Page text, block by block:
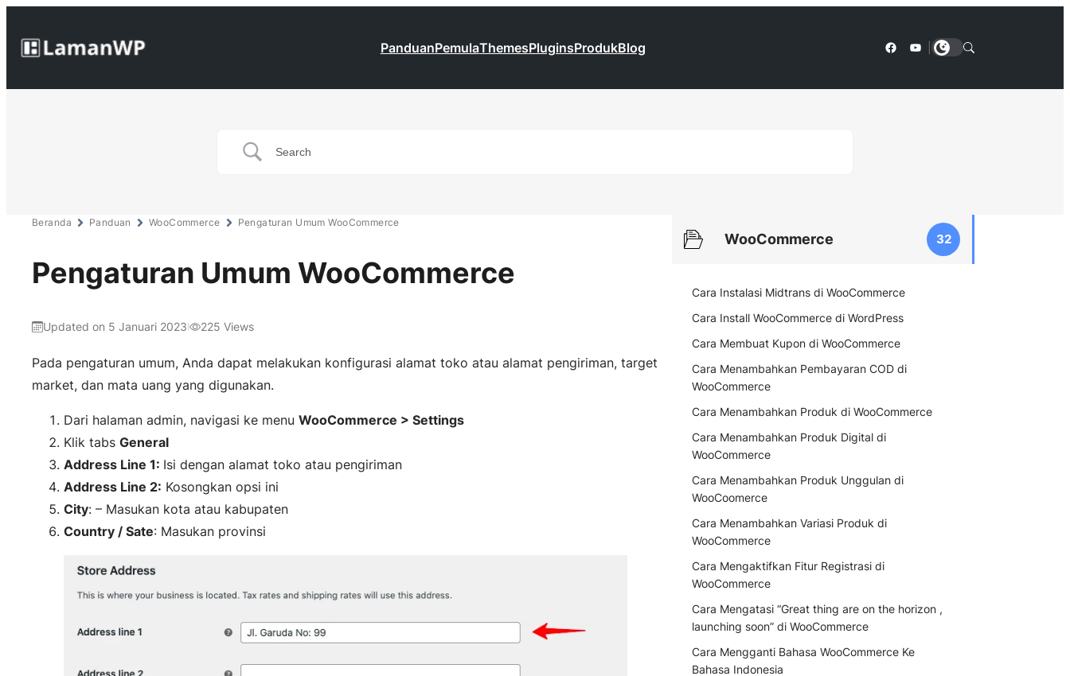
PanduanPemulaThemesPluginsProdukBlog Facebook
YouTube
Beranda Panduan WooCommerce Pengaturan Umum WooCommerce
Pengaturan Umum WooCommerce
Updated on 5 Januari 2023 225 Views
Pada pengaturan umum, Anda dapat melakukan konfigurasi alamat toko atau alamat pengiriman, target
market, dan mata uang yang digunakan.
Dari halaman admin, navigasi ke menu WooCommerce > Settings
Klik tabs General
Address Line 1: Isi dengan alamat toko atau pengiriman
Address Line 2: Kosongkan opsi ini
City: – Masukan kota atau kabupaten
Country / Sate: Masukan provinsi
WooCommerce 32
Cara Instalasi Midtrans di WooCommerce
Cara Install WooCommerce di WordPress
Cara Membuat Kupon di WooCommerce
Cara Menambahkan Pembayaran COD di
WooCommerce
Cara Menambahkan Produk di WooCommerce
Cara Menambahkan Produk Digital di
WooCommerce
Cara Menambahkan Produk Unggulan di
WooCoomerce
Cara Menambahkan Variasi Produk di
WooCommerce
Cara Mengaktifkan Fitur Registrasi di
WooCommerce
Cara Mengatasi “Great thing are on the horizon ,
launching soon” di WooCommerce
Cara Mengganti Bahasa WooCommerce Ke
Bahasa Indonesia